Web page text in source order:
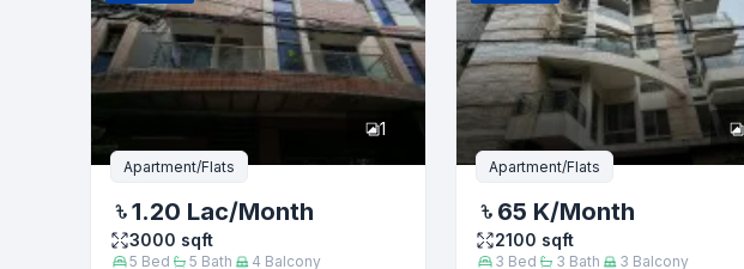
1
Apartment/Flats
1.20 Lac/Month
3000 sqft
5 Bed 5 Bath 4 Balcony
Apartment/Flats
65 K/Month
2100 sqft
3 Bed 3 Bath 3 Balcony